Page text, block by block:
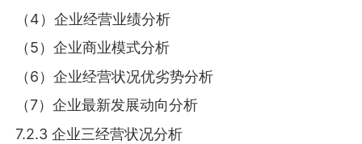
（4）企业经营业绩分析
（5）企业商业模式分析
（6）企业经营状况优劣势分析
（7）企业最新发展动向分析
7.2.3 企业三经营状况分析